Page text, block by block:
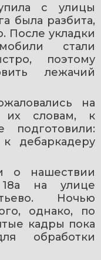
с улицы
была разбита,
После укладки
стали
поэтому
лежачий
на
их словам, к
дебаркадеру
о нашествии
на улице
Ночью
однако, по
кадры пока
обработки